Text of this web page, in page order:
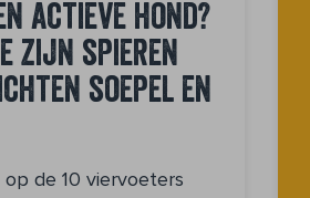
actieve hond?
zijn spieren
soepel en
de 10 viervoeters